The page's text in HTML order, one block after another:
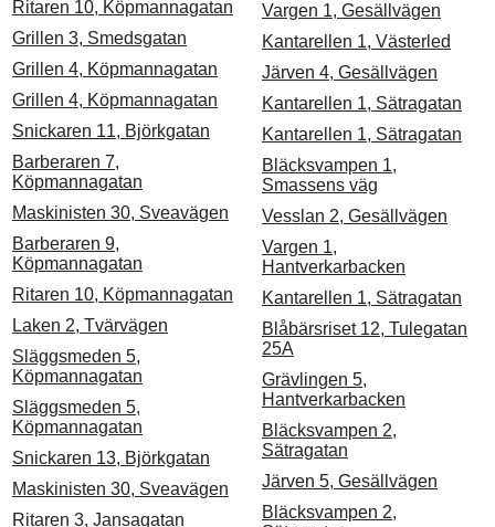
Ritaren 10, Köpmannagatan
Grillen 3, Smedsgatan
Grillen 4, Köpmannagatan
Grillen 4, Köpmannagatan
Snickaren 11, Björkgatan
Barberaren 7,
Köpmannagatan
Maskinisten 30, Sveavägen
Barberaren 9,
Köpmannagatan
Ritaren 10, Köpmannagatan
Laken 2, Tvärvägen
Släggsmeden 5,
Köpmannagatan
Släggsmeden 5,
Köpmannagatan
Snickaren 13, Björkgatan
Maskinisten 30, Sveavägen
Ritaren 3, Jansagatan
Vargen 1, Gesällvägen
Kantarellen 1, Västerled
Järven 4, Gesällvägen
Kantarellen 1, Sätragatan
Kantarellen 1, Sätragatan
Bläcksvampen 1,
Smassens väg
Vesslan 2, Gesällvägen
Vargen 1,
Hantverkarbacken
Kantarellen 1, Sätragatan
Blåbärsriset 12, Tulegatan
25A
Grävlingen 5,
Hantverkarbacken
Bläcksvampen 2,
Sätragatan
Järven 5, Gesällvägen
Bläcksvampen 2,